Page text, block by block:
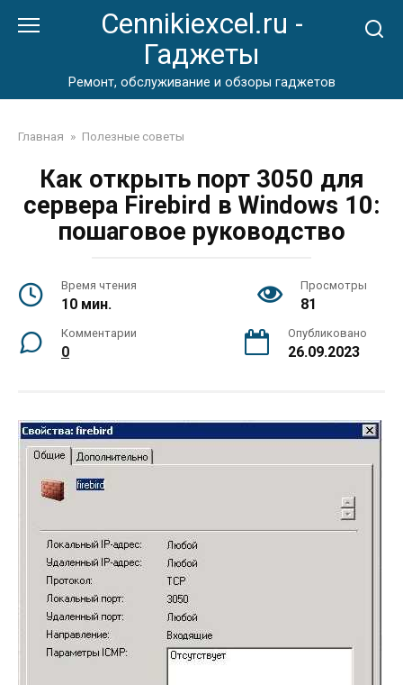
Cennikiexcel.ru -
Гаджеты
Ремонт, обслуживание и обзоры гаджетов
Главная » Полезные советы
Как открыть порт 3050 для
сервера Firebird в Windows 10:
пошаговое руководство
Время чтения
10 мин.
Просмотры
81
Комментарии
0
Опубликовано
26.09.2023